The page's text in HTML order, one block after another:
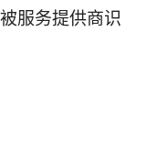
服务提供商识